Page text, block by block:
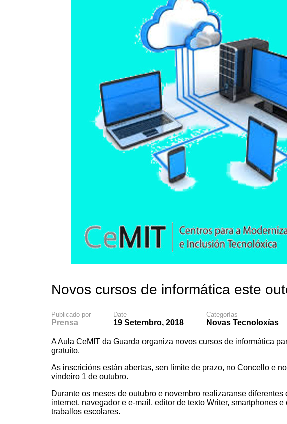
Novos cursos de informática este
Publicado por
Prensa
Date
19 Setembro, 2018
Categorías
Novas Tecnoloxías
A Aula CeMIT da Guarda organiza novos cursos de informática
gratuíto.
As inscricións están abertas, sen límite de prazo, no Concello e
vindeiro 1 de outubro.
Durante os meses de outubro e novembro realizaranse
internet, navegador e e-mail, editor de texto Writer, smartphones
traballos escolares.